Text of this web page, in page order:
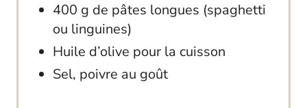
400 g de pâtes longues (spaghetti
ou linguines)
Huile d’olive pour la cuisson
Sel, poivre au goût